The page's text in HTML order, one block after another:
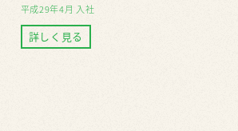
平成29年4月 入社
詳しく見る